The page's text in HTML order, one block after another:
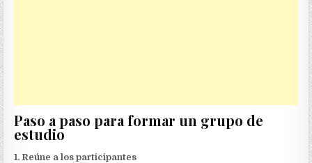
Paso a paso para formar un grupo de
estudio
1. Reúne a los participantes